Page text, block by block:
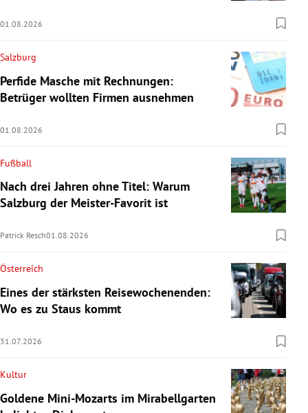
01.08.2026
Salzburg
Perfide Masche mit Rechnungen:
Betrüger wollten Firmen ausnehmen
01.08.2026
Fußball
Nach drei Jahren ohne Titel: Warum
Salzburg der Meister-Favorit ist
Patrick Resch01.08.2026
Österreich
Eines der stärksten Reisewochenenden:
Wo es zu Staus kommt
31.07.2026
Kultur
Goldene Mini-Mozarts im Mirabellgarten